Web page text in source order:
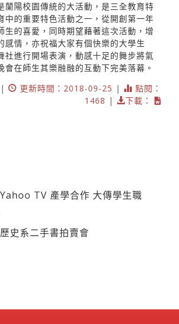
蘭陽校園傳統的大活動，是三全教育特
中的重要特色活動之一，從開創第一年
生的喜愛，同時期望藉著這次活動，增
感情，亦祝福大家有個快樂的大學生
社進行開場表演，動感十足的舞步將氣
會在師生其樂融融的互動下完美落幕。
更新時間：2018-09-25 |
點閱：
1468 |
下載：
TV 產學合作 大傳學生職
史系二手書拍賣會